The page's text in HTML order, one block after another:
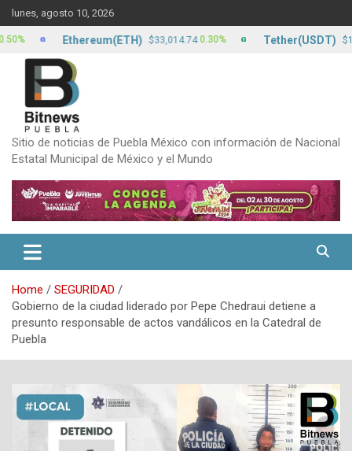
Skip
to
content
lunes, agosto 10, 2026
Sitio de noticias de Puebla México con información de Nacional
Estatal Municipal de México y el Mundo
Home
SEGURIDAD
Gobierno de la ciudad liderado por Pepe Chedraui detiene a
presunto responsable de actos vandálicos en la Catedral de
Puebla
Ethereum(ETH) $33,014.74 0.30% Tether(USDT) $17.13